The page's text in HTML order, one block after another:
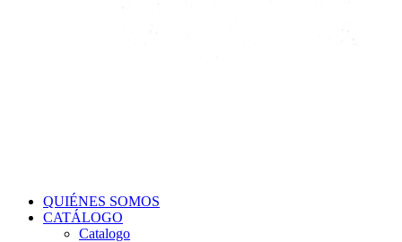
QUIÉNES SOMOS
CATÁLOGO
Catalogo